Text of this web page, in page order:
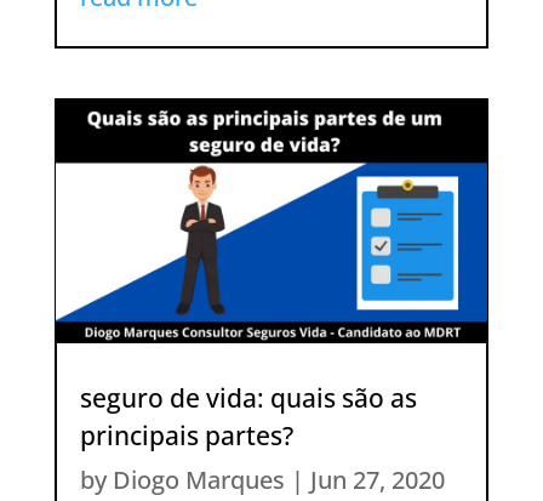
seguro de vida: quais são as
principais partes?
by Diogo Marques | Jun 27, 2020